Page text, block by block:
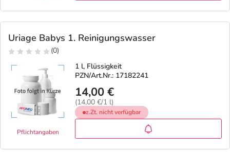
Uriage Babys 1. Reinigungswasser
(0)
Pflichtangaben
1 l, Flüssigkeit
PZN/Art.Nr.: 17182241
14,00 €
(14,00 €/1 l)
z.Zt. nicht verfügbar